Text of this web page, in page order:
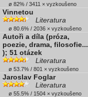
ø 82% / 3411 × vyzkoušeno
Vinnetou
Literatura
ø 80.6% / 2036 × vyzkoušeno
Autoři a díla (próza,
poezie, drama, filosofie...
); 51 otázek
Literatura
ø 53.7% / 801 × vyzkoušeno
Jaroslav Foglar
Literatura
ø 55.5% / 1504 × vyzkoušeno